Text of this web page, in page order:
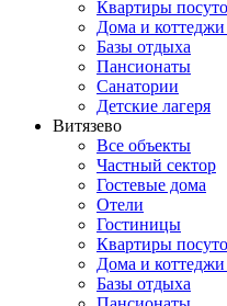
Квартиры
Дома и
Базы отдыха
Пансионаты
Санатории
Детские лагеря
Витязево
Все объекты
Частный сектор
Гостевые дома
Отели
Гостиницы
Квартиры
Дома и
Базы отдыха